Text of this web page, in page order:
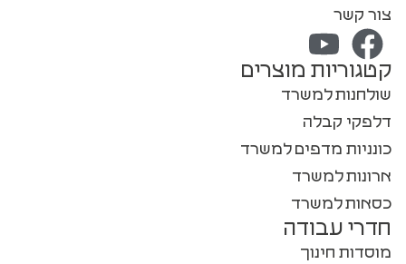
צור קשר
קטגוריות מוצרים
שולחנות למשרד
דלפקי קבלה
כונניות מדפים למשרד
ארונות למשרד
כסאות למשרד
חדרי עבודה
מוסדות חינוך